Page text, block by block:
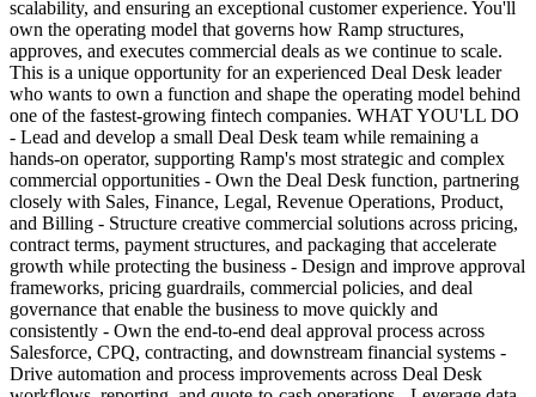
scalability, and ensuring an exceptional customer experience. You'll
own the operating model that governs how Ramp structures,
approves, and executes commercial deals as we continue to scale.
This is a unique opportunity for an experienced Deal Desk leader
who wants to own a function and shape the operating model behind
one of the fastest-growing fintech companies. WHAT YOU'LL DO
- Lead and develop a small Deal Desk team while remaining a
hands-on operator, supporting Ramp's most strategic and complex
commercial opportunities - Own the Deal Desk function, partnering
closely with Sales, Finance, Legal, Revenue Operations, Product,
and Billing - Structure creative commercial solutions across pricing,
contract terms, payment structures, and packaging that accelerate
growth while protecting the business - Design and improve approval
frameworks, pricing guardrails, commercial policies, and deal
governance that enable the business to move quickly and
consistently - Own the end-to-end deal approval process across
Salesforce, CPQ, contracting, and downstream financial systems -
Drive automation and process improvements across Deal Desk